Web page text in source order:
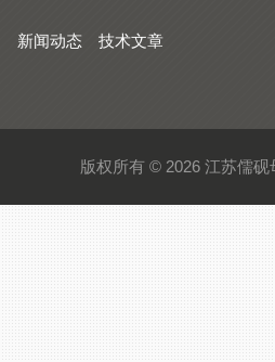
新闻动态 技术文章
版权所有 © 2026 江苏儒